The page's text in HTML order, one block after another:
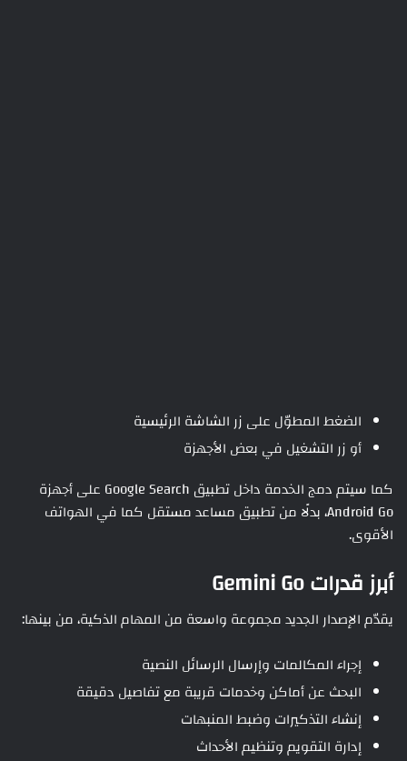
الضغط المطوّل على زر الشاشة الرئيسية
أو زر التشغيل في بعض الأجهزة
كما سيتم دمج الخدمة داخل تطبيق Google Search على أجهزة
Android Go، بدلًا من تطبيق مساعد مستقل كما في الهواتف
الأقوى.
أبرز قدرات Gemini Go
يقدّم الإصدار الجديد مجموعة واسعة من المهام الذكية، من بينها:
إجراء المكالمات وإرسال الرسائل النصية
البحث عن أماكن وخدمات قريبة مع تفاصيل دقيقة
إنشاء التذكيرات وضبط المنبهات
إدارة التقويم وتنظيم الأحداث